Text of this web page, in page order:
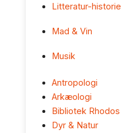
Litteratur-historie
Mad & Vin
Musik
Antropologi
Arkæologi
Bibliotek Rhodos
Dyr & Natur